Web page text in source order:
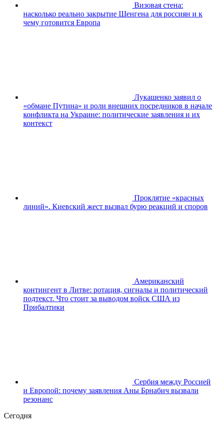
Визовая стена:
насколько реально закрытие Шенгена для россиян и к
чему готовится Европа
Лукашенко заявил о
«обмане Путина» и роли внешних посредников в начале
конфликта на Украине: политические заявления и их
контекст
Проклятие «красных
линий». Киевский жест вызвал бурю реакций и споров
Американский
контингент в Литве: ротация, сигналы и политический
подтекст. Что стоит за выводом войск США из
Прибалтики
Сербия между Россией
и Европой: почему заявления Аны Брнабич вызвали
резонанс
Сегодня